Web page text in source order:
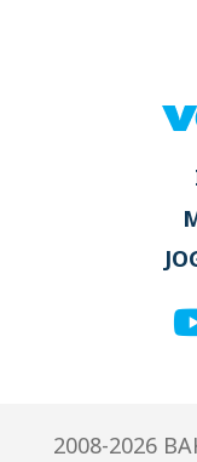
2008-2026